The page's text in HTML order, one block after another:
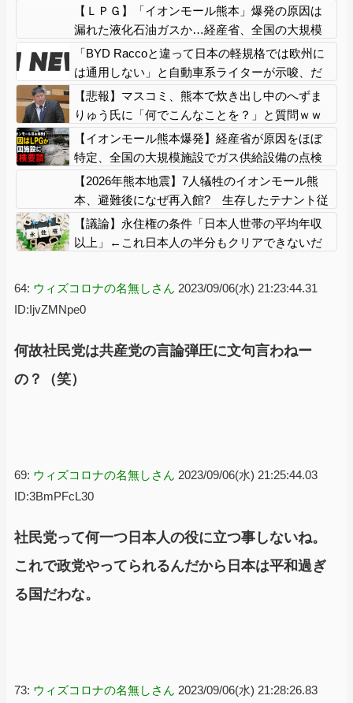
【ＬＰＧ】「イオンモール熊本」爆発の原因は
漏れた液化石油ガスか…経産省、全国の大規模
施設でガス供給設備の点検要請
「BYD Raccoと違って日本の軽規格では欧州に
は通用しない」と自動車系ライターが示唆、だ
が速攻で反例を提示されて即落ち二コマ状態
に……
【悲報】マスコミ、熊本で炊き出し中のへずま
りゅう氏に「何でこんなことを？」と質問ｗｗ
ｗｗ
【イオンモール熊本爆発】経産省が原因をほぼ
特定、全国の大規模施設でガス供給設備の点検
要請にまで発展する事態に・・・
【2026年熊本地震】7人犠牲のイオンモール熊
本、避難後になぜ再入館? 生存したテナント従
業員ら証言、浮かび上がる実態
【議論】永住権の条件「日本人世帯の平均年収
以上」←これ日本人の半分もクリアできないだ
64: ウィズコロナの名無しさん 2023/09/06(水) 21:23:44.31
ID:IjvZMNpe0
何故社民党は共産党の言論弾圧に文句言わねー
の？（笑）
69: ウィズコロナの名無しさん 2023/09/06(水) 21:25:44.03
ID:3BmPFcL30
社民党って何一つ日本人の役に立つ事しないね。
これで政党やってられるんだから日本は平和過ぎ
る国だわな。
73: ウィズコロナの名無しさん 2023/09/06(水) 21:28:26.83